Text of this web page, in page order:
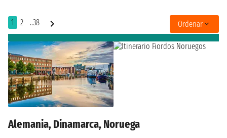
1 2 ..38 Ordenar
Alemania, Dinamarca, Noruega